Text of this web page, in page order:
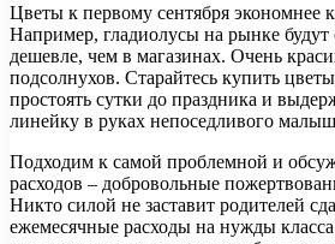
Цветы к первому сентября экономнее
Например, гладиолусы на рынке будут
дешевле, чем в магазинах. Очень
подсолнухов. Старайтесь купить
простоять сутки до праздника и
линейку в руках непоседливого
Подходим к самой проблемной и
расходов – добровольные
Никто силой не заставит родителей
ежемесячные расходы на нужды